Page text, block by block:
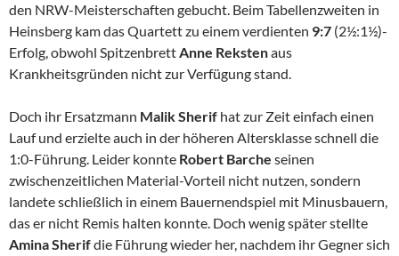
den NRW-Meisterschaften gebucht. Beim Tabellenzweiten in
Heinsberg kam das Quartett zu einem verdienten 9:7 (2½:1½)-
Erfolg, obwohl SpitzenbrettAnne Rekstenaus
Krankheitsgründen nicht zur Verfügung stand.
Doch ihr Ersatzmann Malik Sherif hat zur Zeit einfach einen
Lauf und erzielte auch in der höheren Altersklasse schnell die
1:0-Führung. Leider konnte Robert Barche seinen
zwischenzeitlichen Material-Vorteil nicht nutzen, sondern
landete schließlich in einem Bauernendspiel mit Minusbauern,
das er nicht Remis halten konnte. Doch wenig später stellte
Amina Sherifdie Führung wieder her, nachdem ihr Gegner sich